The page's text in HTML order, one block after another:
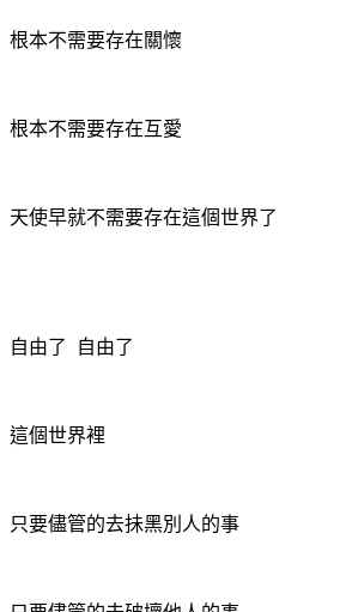
根本不需要存在關懷
根本不需要存在互愛
天使早就不需要存在這個世界了
自由了 自由了
這個世界裡
只要儘管的去抺黑別人的事